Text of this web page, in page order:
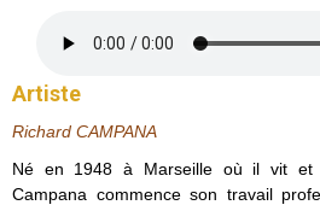
Artiste
Richard CAMPANA
Né en 1948 à Marseille où il vit et
Campana commence son travail